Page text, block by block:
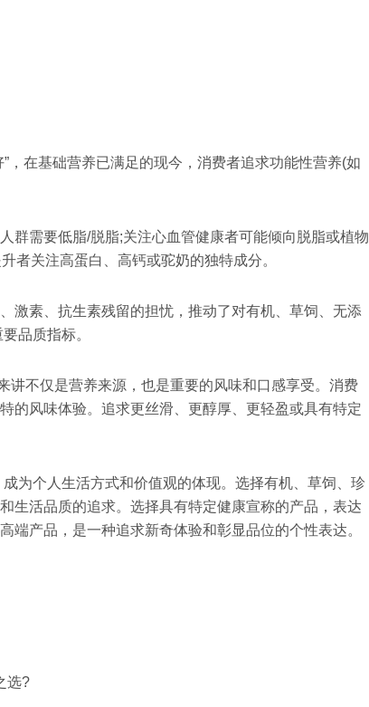
，在基础营养已满足的现今，消费者追求功能性营养(如
群需要低脂/脱脂;关注心血管健康者可能倾向脱脂或植物
者关注高蛋白、高钙或驼奶的独特成分。
激素、抗生素残留的担忧，推动了对有机、草饲、无添
品质指标。
讲不仅是营养来源，也是重要的风味和口感享受。消费
的风味体验。追求更丝滑、更醇厚、更轻盈或具有特定
为个人生活方式和价值观的体现。选择有机、草饲、珍
生活品质的追求。选择具有特定健康宣称的产品，表达
端产品，是一种追求新奇体验和彰显品位的个性表达。
选?